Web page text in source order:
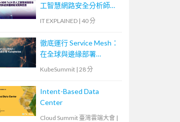
工智慧網路安全分析師如
何快速掌握網路偵測與回
IT EXPLAINED | 40 分
徹底運行 Service Mesh：
在全球與邊緣部署
KubeSummit | 28 分
Intent-Based Data
Center
Cloud Summit 臺灣雲端大會 |